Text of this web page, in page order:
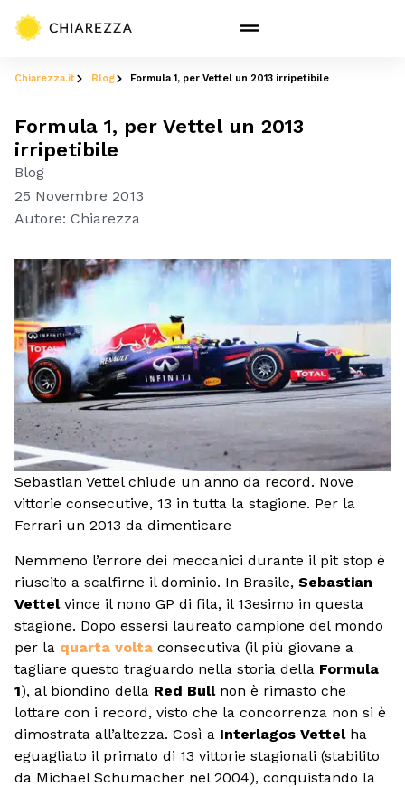
Chiarezza.it Blog Formula 1, per Vettel un 2013 irripetibile
Formula 1, per Vettel un 2013
irripetibile
Blog
25 Novembre 2013
Autore: Chiarezza
Sebastian Vettel chiude un anno da record. Nove
vittorie consecutive, 13 in tutta la stagione. Per la
Ferrari un 2013 da dimenticare
Nemmeno l’errore dei meccanici durante il pit stop è
riuscito a scalfirne il dominio. In Brasile, Sebastian
Vettelvince il nono GP di fila, il 13esimo in questa
stagione. Dopo essersi laureato campione del mondo
per la quarta volta consecutiva (il più giovane a
tagliare questo traguardo nella storia della Formula
1), al biondino della Red Bullnon è rimasto che
lottare con i record, visto che la concorrenza non si è
dimostrata all’altezza. Così a Interlagos Vettelha
eguagliato il primato di 13 vittorie stagionali (stabilito
da Michael Schumacher nel 2004), conquistando la